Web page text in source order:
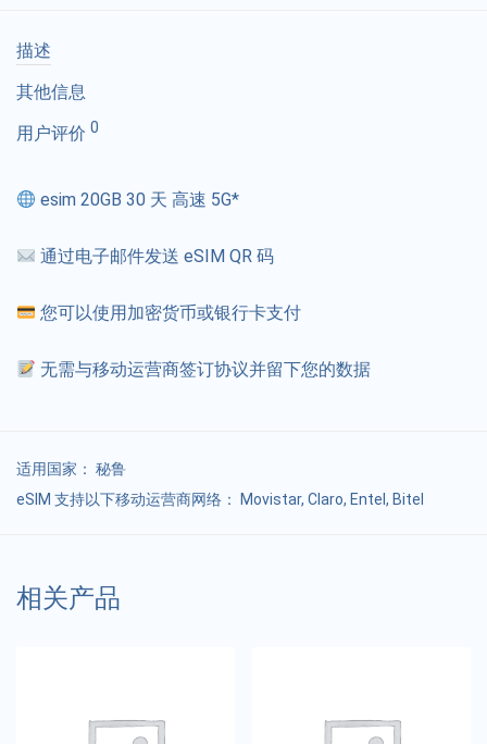
描述
其他信息
用户评价 0
esim 20GB 30 天 高速 5G*
通过电子邮件发送 eSIM QR 码
您可以使用加密货币或银行卡支付
无需与移动运营商签订协议并留下您的数据
适用国家： 秘鲁
eSIM 支持以下移动运营商网络： Movistar, Claro, Entel, Bitel
相关产品